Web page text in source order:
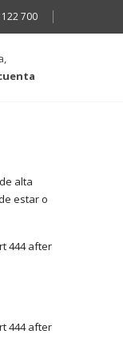
700
alta
estar o
444 after
444 after